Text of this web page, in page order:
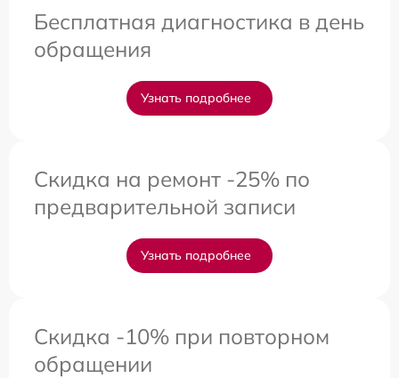
Бесплатная диагностика в день
обращения
Узнать подробнее
Скидка на ремонт -25% по
предварительной записи
Узнать подробнее
Скидка -10% при повторном
обращении